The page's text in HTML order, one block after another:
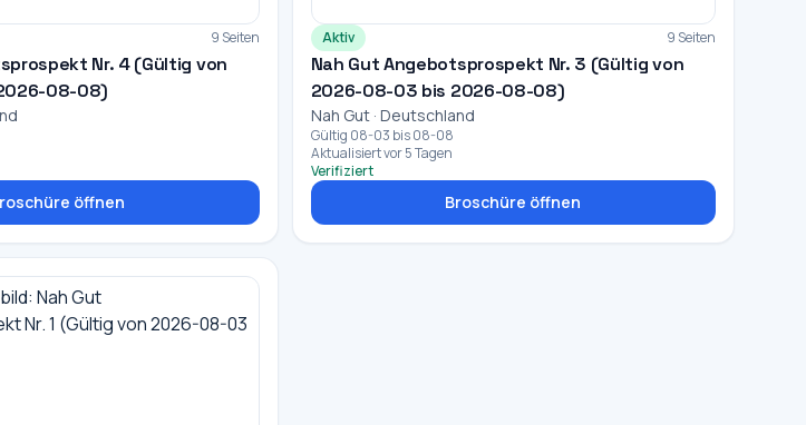
9 Seiten
Nr. 4 (Gültig von
08-08)
öffnen
Aktiv 9 Seiten
Nah Gut Angebotsprospekt Nr. 3 (Gültig von
2026-08-03 bis 2026-08-08)
Nah Gut · Deutschland
Gültig 08-03 bis 08-08
Aktualisiert vor 5 Tagen
Verifiziert
Broschüre öffnen